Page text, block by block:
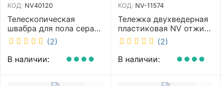
КОД: NV40120
Телескопическая
швабра для пола серая
NV микрофибра 42 см
NV40120
(2)
В наличии:
КОД: NV-11574
Тележка двухведерная
пластиковая NV отжим
2х23л NV-11574
(2)
В наличии: